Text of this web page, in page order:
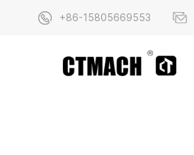
+86-15805669553